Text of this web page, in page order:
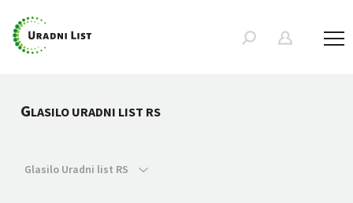
GLASILO URADNI LIST RS
Glasilo Uradni list RS